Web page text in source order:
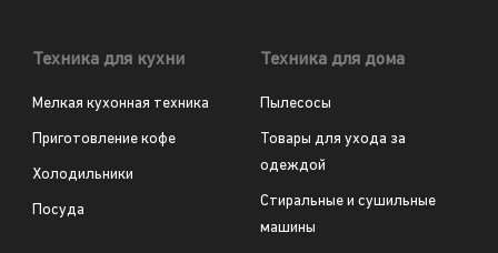
Техника для кухни
Мелкая кухонная техника
Приготовление кофе
Холодильники
Посуда
Техника для дома
Пылесосы
Товары для ухода за
одеждой
Стиральные и сушильные
машины